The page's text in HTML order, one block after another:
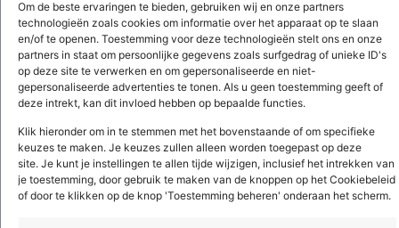
Om de beste ervaringen te bieden, gebruiken wij en onze partners
technologieën zoals cookies om informatie over het apparaat op te slaan
en/of te openen. Toestemming voor deze technologieën stelt ons en onze
partners in staat om persoonlijke gegevens zoals surfgedrag of unieke ID's
op deze site te verwerken en om gepersonaliseerde en niet-
gepersonaliseerde advertenties te tonen. Als u geen toestemming geeft of
deze intrekt, kan dit invloed hebben op bepaalde functies.
Klik hieronder om in te stemmen met het bovenstaande of om specifieke
keuzes te maken. Je keuzes zullen alleen worden toegepast op deze
site. Je kunt je instellingen te allen tijde wijzigen, inclusief het intrekken van
je toestemming, door gebruik te maken van de knoppen op het Cookiebeleid
of door te klikken op de knop 'Toestemming beheren' onderaan het scherm.